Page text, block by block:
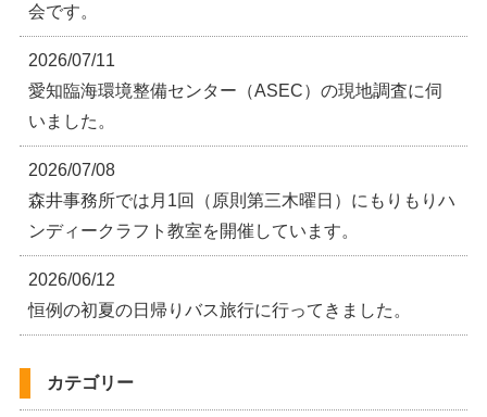
会です。
2026/07/11
愛知臨海環境整備センター（ASEC）の現地調査に伺
いました。
2026/07/08
森井事務所では月1回（原則第三木曜日）にもりもりハ
ンディークラフト教室を開催しています。
2026/06/12
恒例の初夏の日帰りバス旅行に行ってきました。
カテゴリー